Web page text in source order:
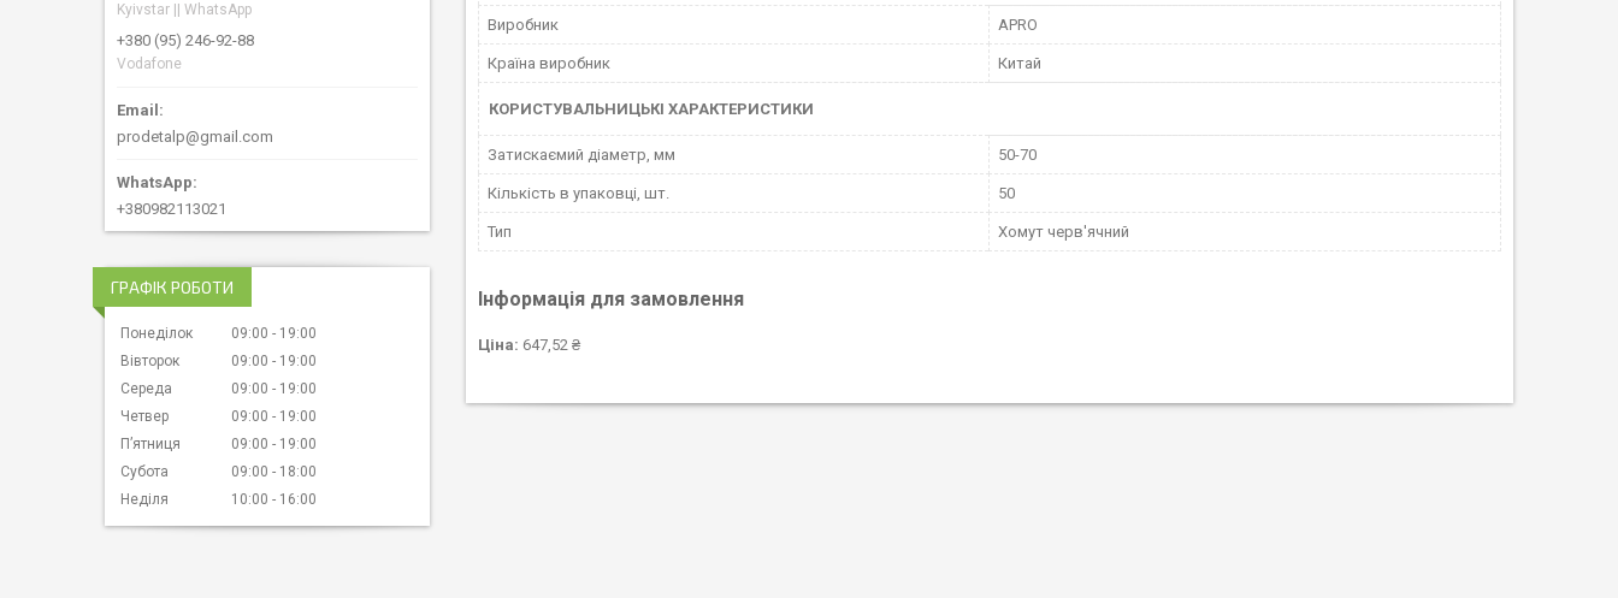
Виробник APRO
Країна виробник Китай
КОРИСТУВАЛЬНИЦЬКІ ХАРАКТЕРИСТИКИ
Затискаємий діаметр, мм 50-70
Кількість в упаковці, шт. 50
Тип Хомут черв'ячний
Інформація для замовлення
Ціна: 647,52 ₴
Kyivstar || WhatsApp
+380 (95) 246-92-88
Vodafone
prodetalp@gmail.com
+380982113021
ГРАФІК РОБОТИ
Понеділок 09:00
19:00
Вівторок
09:00
19:00
Середа
09:00
19:00
Четвер
09:00
19:00
Пʼятниця
09:00
19:00
Субота
09:00
18:00
Неділя
10:00 16:00